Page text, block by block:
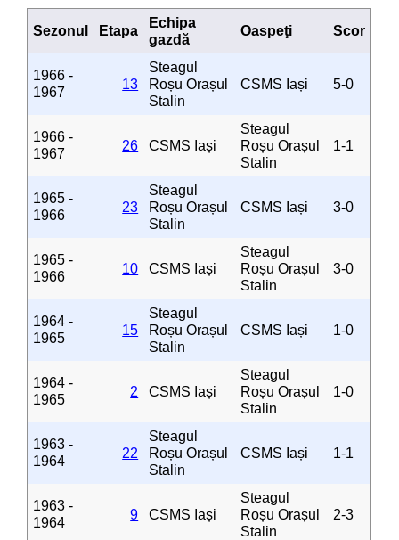
Sezonul Etapa
Echipa
gazdă
Oaspeţi Scor
1966 -
1967
13
Steagul
Roșu Orașul
Stalin
CSMS Iași 5-0
1966 -
1967
26 CSMS Iași
Steagul
Roșu Orașul
Stalin
1-1
1965 -
1966
23
Steagul
Roșu Orașul
Stalin
CSMS Iași 3-0
1965 -
1966
10 CSMS Iași
Steagul
Roșu Orașul
Stalin
3-0
1964 -
1965
15
Steagul
Roșu Orașul
Stalin
CSMS Iași 1-0
1964 -
1965
2 CSMS Iași
Steagul
Roșu Orașul
Stalin
1-0
1963 -
1964
22
Steagul
Roșu Orașul
Stalin
CSMS Iași 1-1
1963 -
1964
9 CSMS Iași
Steagul
Roșu Orașul
Stalin
2-3